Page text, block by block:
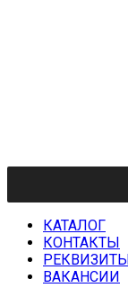
КАТАЛОГ
КОНТАКТЫ
РЕКВИЗИТЫ
ВАКАНСИИ